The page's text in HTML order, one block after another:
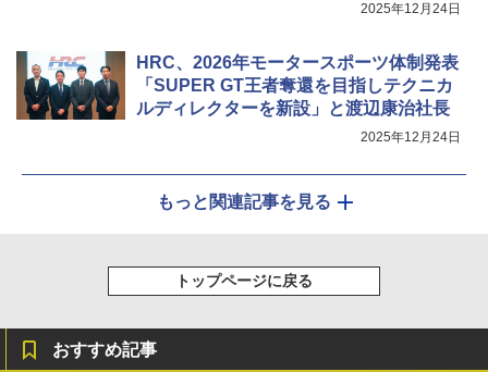
2025年12月24日
HRC、2026年モータースポーツ体制発表
「SUPER GT王者奪還を目指しテクニカ
ルディレクターを新設」と渡辺康治社長
2025年12月24日
もっと関連記事を見る
トップページに戻る
おすすめ記事